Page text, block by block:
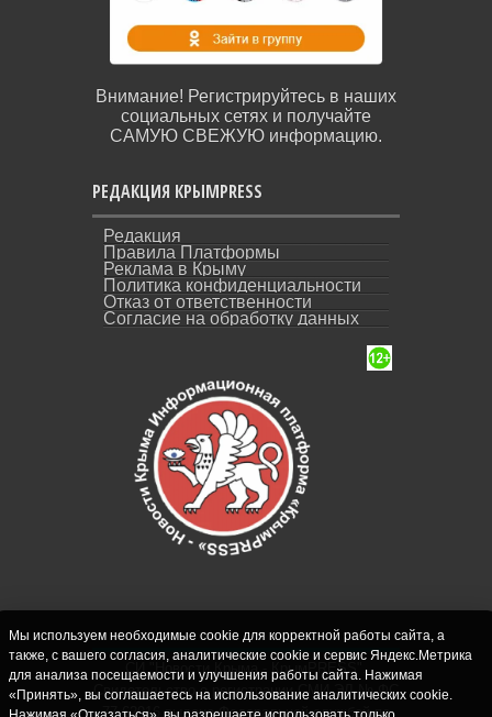
Внимание! Регистрируйтесь в наших
социальных сетях и получайте
САМУЮ СВЕЖУЮ информацию.
РЕДАКЦИЯ КРЫМPRESS
Редакция
Правила Платформы
Реклама в Крыму
Политика конфиденциальности
Отказ от ответственности
Согласие на обработку данных
СИ "Новости Крыма - КрымPRESS".
Свидетельство о регистрации СМИ ЭЛ № ФС
77-62916 выдано Федеральной службой по
Мы используем необходимые cookie для корректной работы сайта, а
также, с вашего согласия, аналитические cookie и сервис Яндекс.Метрика
для анализа посещаемости и улучшения работы сайта. Нажимая
«Принять», вы соглашаетесь на использование аналитических cookie.